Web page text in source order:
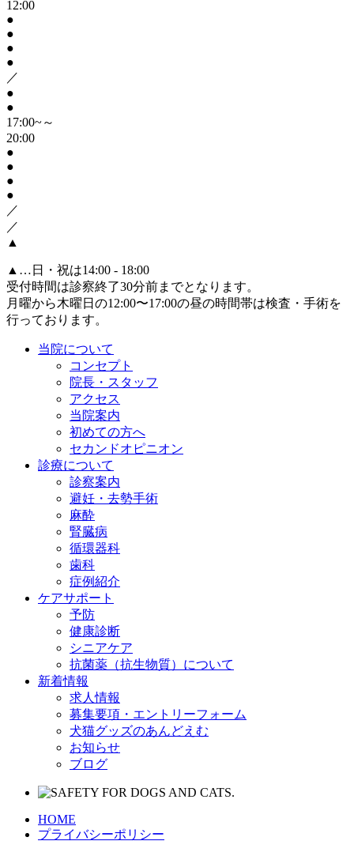
12:00
●
●
●
●
／
●
●
17:00~～
20:00
●
●
●
●
／
／
▲
▲ …日・祝は14:00 - 18:00
受付時間は診察終了30分前までとなります。
月曜から木曜日の12:00〜17:00の昼の時間帯は検査・手術を
行っております。
当院について
コンセプト
院長・スタッフ
アクセス
当院案内
初めての方へ
セカンドオピニオン
診療について
診察案内
避妊・去勢手術
麻酔
腎臓病
循環器科
歯科
症例紹介
ケアサポート
予防
健康診断
シニアケア
抗菌薬（抗生物質）について
新着情報
求人情報
募集要項・エントリーフォーム
犬猫グッズのあんどえむ
お知らせ
ブログ
HOME
プライバシーポリシー